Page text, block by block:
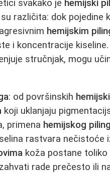
svakako je hemijski
su različita: dok pojedine
hemijskim
i koncentracije kiseline.
stručnjak, mogu
: od površinskih
koji uklanjaju
primena hemijskog
rastvara
koža postane toliko
rade prečesto ili